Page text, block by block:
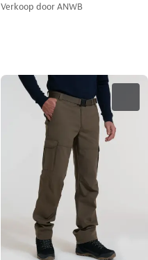
Verkoop doorANWB